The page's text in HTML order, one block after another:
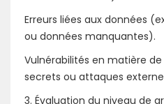
Erreurs liées aux données
ou données manquantes).
Vulnérabilités en matière
secrets ou attaques
3. Évaluation du niveau de